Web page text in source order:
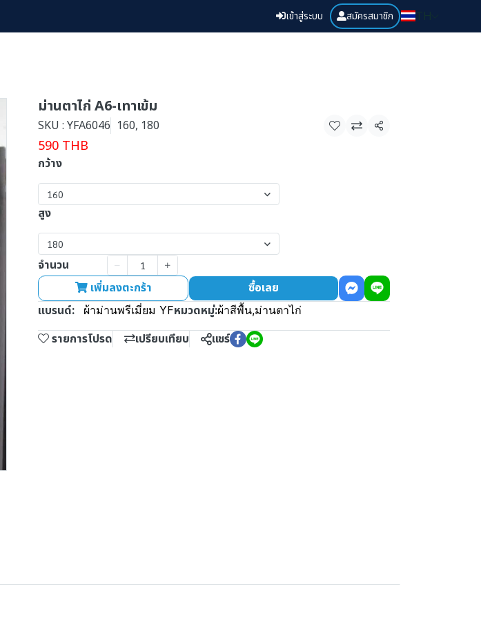
เข้าสู่ระบบ สมัครสมาชิก
ม่านตาไก่ A6-เทาเข้ม
SKU : YFA6046 160, 180 แชร์
590 THB
กว้าง
160
สูง
180
จำนวน
เพิ่มลงตะกร้า
ซื้อเลย
แบรนด์:
ผ้าม่านพรีเมี่ยม YFหมวดหมู่:ผ้าสีพื้น,ม่านตาไก่
รายการโปรด เปรียบเทียบ แชร์